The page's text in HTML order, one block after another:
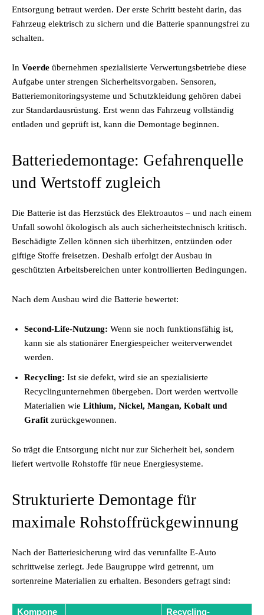
Entsorgung betraut werden. Der erste Schritt besteht darin, das
Fahrzeug elektrisch zu sichern und die Batterie spannungsfrei zu
schalten.
In Voerde übernehmen spezialisierte Verwertungsbetriebe diese
Aufgabe unter strengen Sicherheitsvorgaben. Sensoren,
Batteriemonitoringsysteme und Schutzkleidung gehören dabei
zur Standardausrüstung. Erst wenn das Fahrzeug vollständig
entladen und geprüft ist, kann die Demontage beginnen.
Batteriedemontage: Gefahrenquelle
und Wertstoff zugleich
Die Batterie ist das Herzstück des Elektroautos – und nach einem
Unfall sowohl ökologisch als auch sicherheitstechnisch kritisch.
Beschädigte Zellen können sich überhitzen, entzünden oder
giftige Stoffe freisetzen. Deshalb erfolgt der Ausbau in
geschützten Arbeitsbereichen unter kontrollierten Bedingungen.
Nach dem Ausbau wird die Batterie bewertet:
Second-Life-Nutzung: Wenn sie noch funktionsfähig ist,
kann sie als stationärer Energiespeicher weiterverwendet
werden.
Recycling: Ist sie defekt, wird sie an spezialisierte
Recyclingunternehmen übergeben. Dort werden wertvolle
Materialien wie Lithium, Nickel, Mangan, Kobalt und
Grafit zurückgewonnen.
So trägt die Entsorgung nicht nur zur Sicherheit bei, sondern
liefert wertvolle Rohstoffe für neue Energiesysteme.
Strukturierte Demontage für
maximale Rohstoffrückgewinnung
Nach der Batteriesicherung wird das verunfallte E-Auto
schrittweise zerlegt. Jede Baugruppe wird getrennt, um
sortenreine Materialien zu erhalten. Besonders gefragt sind:
Kompone Recycling-